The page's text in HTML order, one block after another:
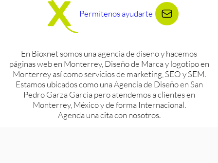
Permítenos ayudarte|
En Bioxnet somos una agencia de diseño y hacemos
páginas web en Monterrey, Diseño de Marca y logotipo en
Monterrey así como servicios de marketing, SEO y SEM.
Estamos ubicados como una Agencia de Diseño en San
Pedro Garza García pero atendemos a clientes en
Monterrey, México y de forma Internacional.
Agenda una cita con nosotros.